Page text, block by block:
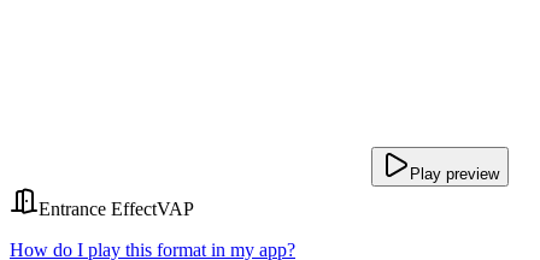
Play preview
Entrance EffectVAP
How do I play this format in my app?